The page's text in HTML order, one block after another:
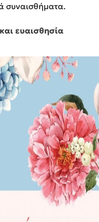
συναισθήματα.
ευαισθησία